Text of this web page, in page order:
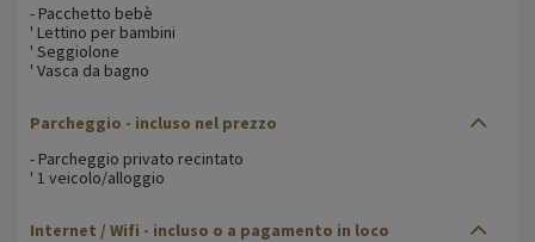
- Pacchetto bebè
' Lettino per bambini
' Seggiolone
' Vasca da bagno
Parcheggio - incluso nel prezzo
- Parcheggio privato recintato
' 1 veicolo/alloggio
Internet / Wifi - incluso o a pagamento in loco